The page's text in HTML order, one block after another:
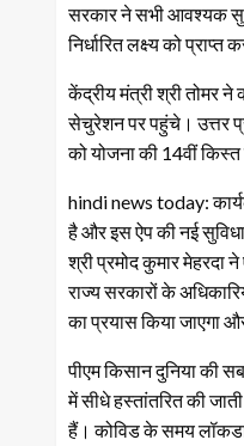
सरकार ने सभी आवश्यक
निर्धारित लक्ष्य को प्राप्त
केंद्रीय मंत्री श्री तोमर ने
सेचुरेशन पर पहुंचे। उत्तर
को योजना की 14वीं
hindi news today:
है और इस ऐप की नई
श्री प्रमोद कुमार मेहरदा
राज्य सरकारों के
का प्रयास किया जाएगा
पीएम किसान दुनिया की
में सीधे हस्तांतरित की
हैं। कोविड के समय